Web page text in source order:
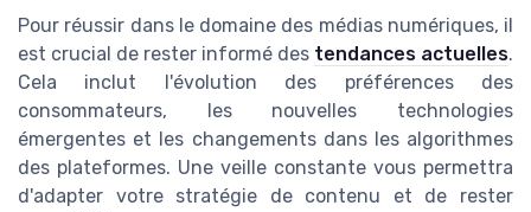
Pour réussir dans le domaine des médias numériques, il
est crucial de rester informé des tendances actuelles.
Cela inclut l'évolution des préférences des
consommateurs, les nouvelles technologies
émergentes et les changements dans les algorithmes
des plateformes. Une veille constante vous permettra
d'adapter votre stratégie de contenu et de rester